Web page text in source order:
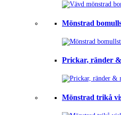
Mönstrad
Prickar, ränder
Mönstrad trikå